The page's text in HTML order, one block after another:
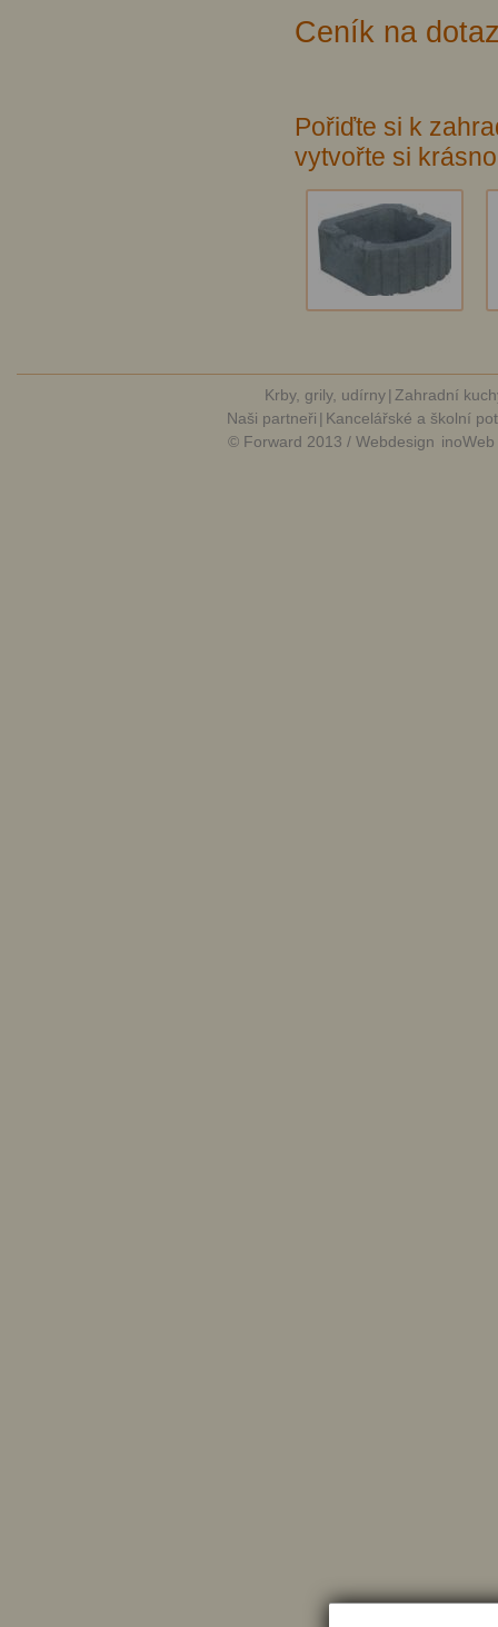
Ceník na
Pořiďte si k
vytvořte si
Krby, grily, udírny | Zahradní
Naši partneři | Kancelářské a školní
© Forward 2013 / Webdesign inoWeb